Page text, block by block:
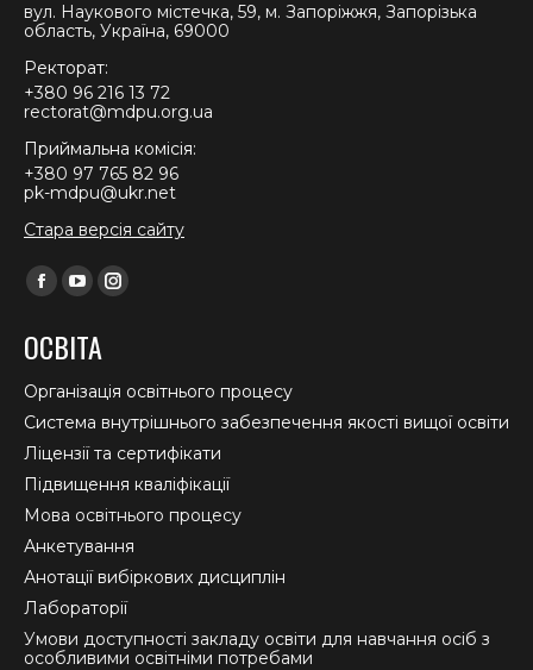
вул. Наукового містечка, 59, м. Запоріжжя, Запорізька
область, Україна, 69000
Ректорат:
+380 96 216 13 72
rectorat@mdpu.org.ua
Приймальна комісія:
+380 97 765 82 96
pk-mdpu@ukr.net
Стара версія сайту
Find us on:
Facebook
opens
in
new
window
YouTube
opens
in
new
window
Instagram
in
new
window
ОСВІТА
Організація освітнього процесу
Система внутрішнього забезпечення якості вищої освіти
Ліцензії та сертифікати
Підвищення кваліфікації
Мова освітнього процесу
Анкетування
Анотації вибіркових дисциплін
Лабораторії
Умови доступності закладу освіти для навчання осіб з
особливими освітніми потребами